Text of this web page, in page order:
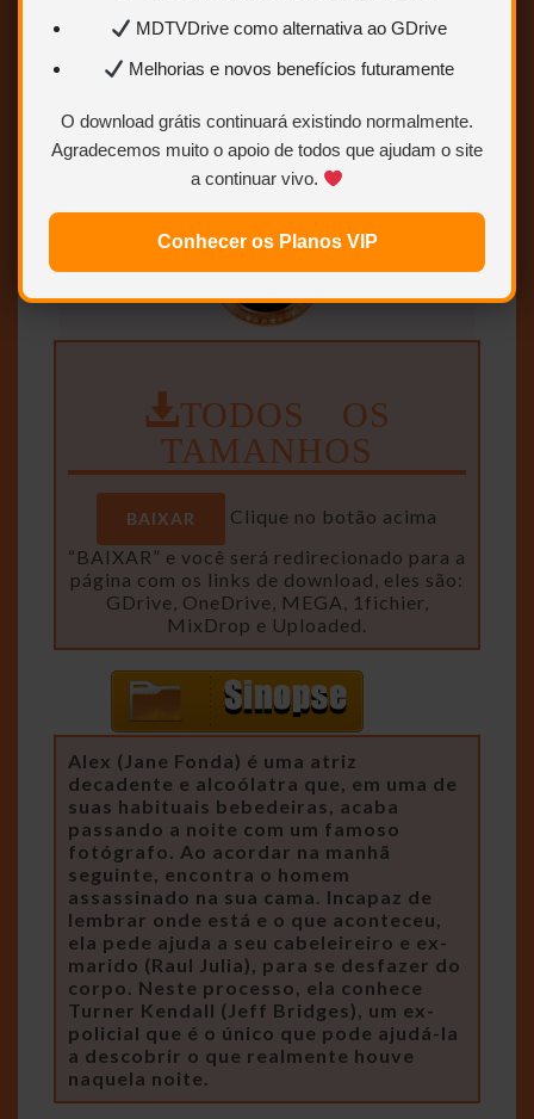
MDTVDrive como alternativa ao GDrive
Melhorias e novos benefícios futuramente
O download grátis continuará existindo normalmente.
Agradecemos muito o apoio de todos que ajudam o site
a continuar vivo.
Conhecer os Planos VIP
Para saber como ser VIP ou
Colaborador. Clique AQUI.
TODOS OS
TAMANHOS
BAIXAR
Clique no botão acima
“BAIXAR” e você será redirecionado para a
página com os links de download, eles são:
GDrive, OneDrive, MEGA, 1fichier,
MixDrop e Uploaded.
Alex (Jane Fonda) é uma atriz
decadente e alcoólatra que, em uma de
suas habituais bebedeiras, acaba
passando a noite com um famoso
fotógrafo. Ao acordar na manhã
seguinte, encontra o homem
assassinado na sua cama. Incapaz de
lembrar onde está e o que aconteceu,
ela pede ajuda a seu cabeleireiro e ex-
marido (Raul Julia), para se desfazer do
corpo. Neste processo, ela conhece
Turner Kendall (Jeff Bridges), um ex-
policial que é o único que pode ajudá-la
a descobrir o que realmente houve
naquela noite.